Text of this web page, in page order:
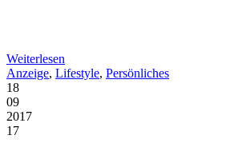
Weiterlesen
Anzeige, Lifestyle, Persönliches
18
09
2017
17